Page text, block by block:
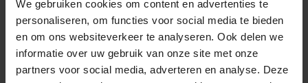
We gebruiken cookies om content en advertenties te
personaliseren, om functies voor social media te bieden
en om ons websiteverkeer te analyseren. Ook delen we
informatie over uw gebruik van onze site met onze
partners voor social media, adverteren en analyse. Deze
EP5
150 km /504 Wh
VERGELIJK MEER INFORMATIE